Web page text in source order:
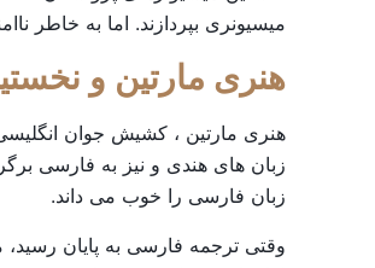
میسیونری بپردازند. اما به خاطر
هنری مارتین و
زبان های هندی و نیز به فارسی
زبان فارسی را خوب می داند.
وقتی ترجمه فارسی به پایان